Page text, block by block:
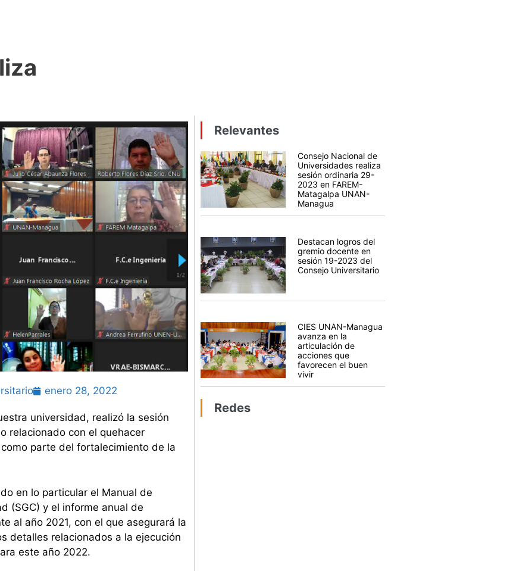
enero 28, 2022
universidad, realizó la sesión
relacionado con el quehacer
parte del fortalecimiento de la
en lo particular el Manual de
(SGC) y el informe anual de
al año 2021, con el que asegurará la
detalles relacionados a la ejecución
este año 2022.
Relevantes
Consejo Nacional de
Universidades realiza
sesión ordinaria 29-
2023 en FAREM-
Matagalpa UNAN-
Managua
Destacan logros del
gremio docente en
sesión 19-2023 del
Consejo Universitario
CIES UNAN-Managua
avanza en la
articulación de
acciones que
favorecen el buen
vivir
Redes